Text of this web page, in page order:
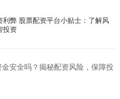
利弊 股票配资平台小贴士：了解风
投资
安全吗？揭秘配资风险，保障投